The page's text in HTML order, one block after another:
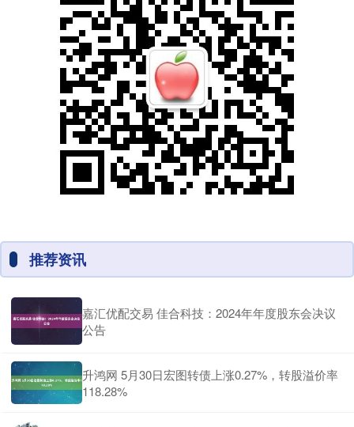
推荐资讯
嘉汇优配交易 佳合科技：2024年年度股东会决议
公告
升鸿网 5月30日宏图转债上涨0.27%，转股溢价率
118.28%